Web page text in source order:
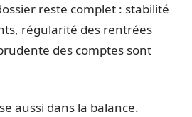
reste complet : stabilité
régularité des rentrées
des comptes sont
aussi dans la balance.